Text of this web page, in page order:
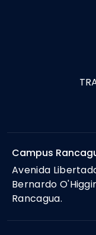
Campus
Avenida
Bernardo
Rancagua.